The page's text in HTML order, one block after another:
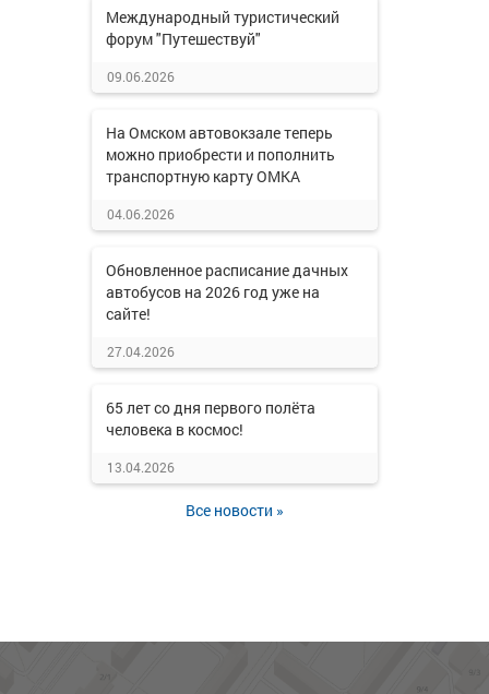
Международный туристический
форум "Путешествуй"
09.06.2026
На Омском автовокзале теперь
можно приобрести и пополнить
транспортную карту ОМКА
04.06.2026
Обновленное расписание дачных
автобусов на 2026 год уже на
сайте!
27.04.2026
65 лет со дня первого полёта
человека в космос!
13.04.2026
Все новости »